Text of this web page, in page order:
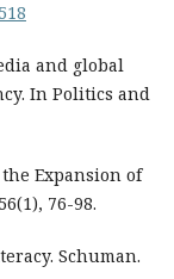
and global
In Politics and
Expansion of
76-98.
Schuman.